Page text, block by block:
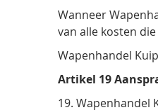
Wanneer
van alle kosten
Wapenhandel
Artikel 19
19. Wapenhandel